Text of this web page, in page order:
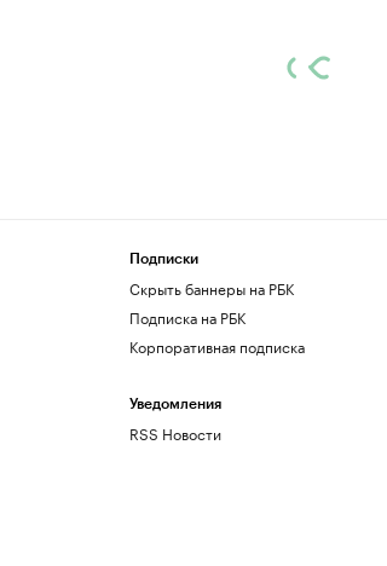
Подписки
Скрыть баннеры на РБК
Подписка на РБК
Корпоративная подписка
Уведомления
RSS Новости